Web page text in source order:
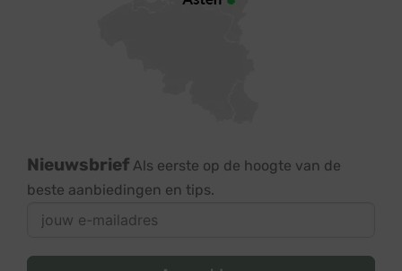
Nieuwsbrief Als eerste op de hoogte van de
beste aanbiedingen en tips.